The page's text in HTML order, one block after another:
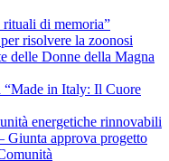
di memoria”
risolvere la zoonosi
delle Donne della Magna
in Italy: Il Cuore
energetiche rinnovabili
approva progetto